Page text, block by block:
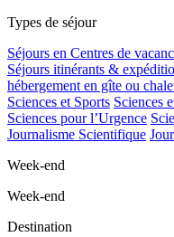
Types de séjour
Séjours en Centres de
Séjours itinérants &
hébergement en gîte ou
Sciences et Sports Sciences
Sciences pour l’Urgence
Journalisme Scientifique
Week-end
Week-end
Destination